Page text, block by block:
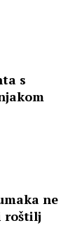
s
ne
roštilj